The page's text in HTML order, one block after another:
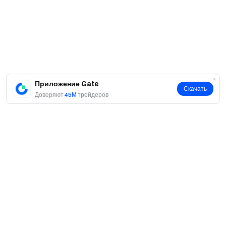
Приложение Gate
Доверяют45M трейдеров
Скачать